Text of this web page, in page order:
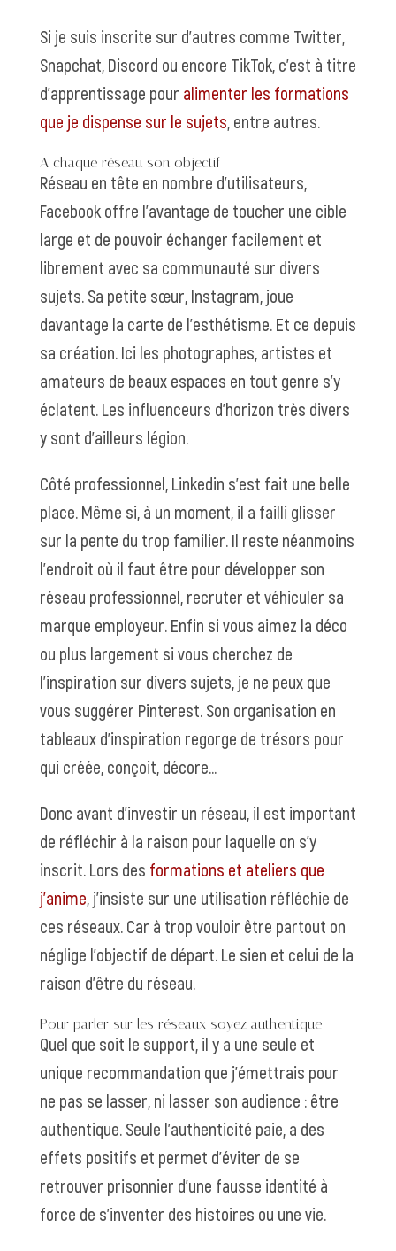
Si je suis inscrite sur d’autres comme Twitter,
Snapchat, Discord ou encore TikTok, c’est à titre
d’apprentissage pour alimenter les formations
que je dispense sur le sujets, entre autres.
A chaque réseau son objectif
Réseau en tête en nombre d’utilisateurs,
Facebook offre l’avantage de toucher une cible
large et de pouvoir échanger facilement et
librement avec sa communauté sur divers
sujets. Sa petite sœur, Instagram, joue
davantage la carte de l’esthétisme. Et ce depuis
sa création. Ici les photographes, artistes et
amateurs de beaux espaces en tout genre s’y
éclatent. Les influenceurs d’horizon très divers
y sont d’ailleurs légion.
Côté professionnel, Linkedin s’est fait une belle
place. Même si, à un moment, il a failli glisser
sur la pente du trop familier. Il reste néanmoins
l’endroit où il faut être pour développer son
réseau professionnel, recruter et véhiculer sa
marque employeur. Enfin si vous aimez la déco
ou plus largement si vous cherchez de
l’inspiration sur divers sujets, je ne peux que
vous suggérer Pinterest. Son organisation en
tableaux d’inspiration regorge de trésors pour
qui créée, conçoit, décore…
Donc avant d’investir un réseau, il est important
de réfléchir à la raison pour laquelle on s’y
inscrit.Lors des formations et ateliers que
j’anime, j’insiste sur une utilisation réfléchie de
ces réseaux.Car à trop vouloir être partout on
néglige l’objectif de départ.Le sien et celui de la
raison d’être du réseau.
Pour parler sur les réseaux soyez authentique
Quel que soit le support, il y a une seule et
unique recommandation que j’émettrais pour
ne pas se lasser, ni lasser son audience :être
authentique. Seule l’authenticité paie, a des
effets positifs et permet d’éviter de se
retrouver prisonnier d’une fausse identité à
force de s’inventer des histoires ou une vie.